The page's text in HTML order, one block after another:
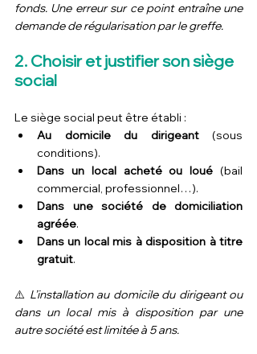
fonds. Une erreur sur ce point entraîne une
demande de régularisation par le greffe.
2. Choisir et justifier son siège
social
Le siège social peut être établi :
Au domicile du dirigeant (sous
conditions).
Dans un local acheté ou loué (bail
commercial, professionnel…).
Dans une société de domiciliation
agréée.
Dans un local mis à disposition à titre
gratuit.
⚠️ L’installation au domicile du dirigeant ou
dans un local mis à disposition par une
autre société est limitée à 5 ans.